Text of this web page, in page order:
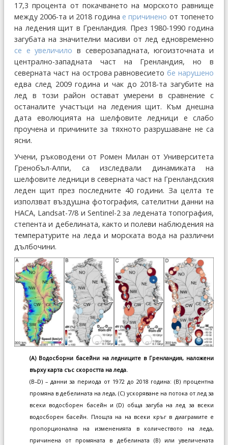
17,3 процента от покачването на морското равнище
между 2006-та и 2018 година е причинено от топенето
на ледения щит в Гренландия. През 1980-1990 година
загубата на значителни масиви от лед едновременно
се е увеличило в северозападната, югоизточната и
централно-западната част на Гренландия, но в
северната част на острова равновесието бе нарушено
едва след 2009 година и чак до 2018-та загубите на
лед в този район остават умерени в сравнение с
останалите участъци на ледения щит. Към днешна
дата еволюцията на шелфовите ледници е слабо
проучена и причините за тяхното разрушаване не са
ясни.
Учени, ръководени от Ромен Милан от Университета
Гренобъл-Алпи, са изследвали динамиката на
шелфовите ледници в северната част на Гренландския
леден щит през последните 40 години. За целта те
използват въздушна фотография, сателитни данни на
НАСА, Landsat-7/8 и Sentinel-2 за ледената топография,
степента и дебелината, както и полеви наблюдения на
температурите на леда и морската вода на различни
дълбочини.
(A) Водосборни басейни на ледниците в Гренландия, наложени
върху карта със скоростта на леда.
(B–D) – данни за периода от 1972 до 2018 година: (B) процентна
промяна в дебелината на леда, (C) ускоряване на потока от лед за
всеки водосборен басейн и (D) обща загуба на лед за всеки
водосборен басейн. Площта на на всеки кръг в диаграмите е
пропорционална на измененията в количеството на леда,
причинена от промяната в дебелината (B) или увеличената